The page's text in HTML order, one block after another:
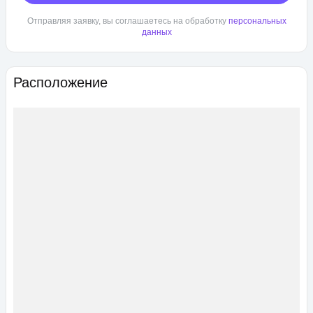
Расположение
Отправляя заявку, вы соглашаетесь на обработку персональных
данных